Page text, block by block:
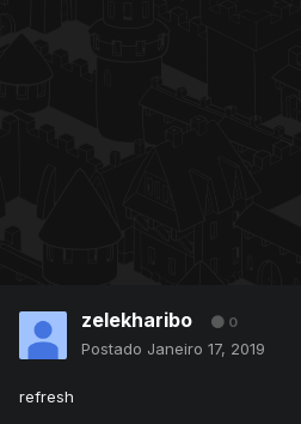
zelekharibo 0
Postado Janeiro 17, 2019
refresh